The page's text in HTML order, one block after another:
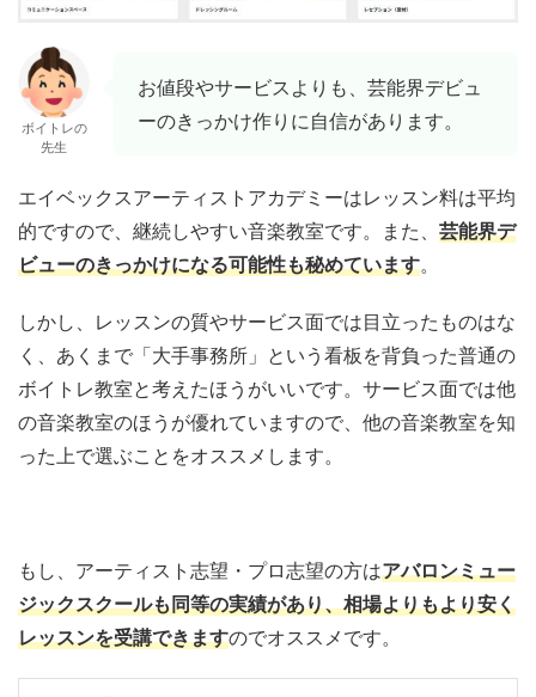
ボイトレの
先生
お値段やサービスよりも、芸能界デビュ
ーのきっかけ作りに自信があります。
エイベックスアーティストアカデミーはレッスン料は平均
的ですので、継続しやすい音楽教室です。また、 芸能界デ
ビューのきっかけになる可能性も秘めています。
しかし、レッスンの質やサービス面では目立ったものはな
く、あくまで「大手事務所」という看板を背負った普通の
ボイトレ教室と考えたほうがいいです。サービス面では他
の音楽教室のほうが優れていますので、他の音楽教室を知
った上で選ぶことをオススメします。
もし、アーティスト志望・プロ志望の方はアバロンミュー
ジックスクールも同等の実績があり、相場よりもより安く
レッスンを受講できますのでオススメです。